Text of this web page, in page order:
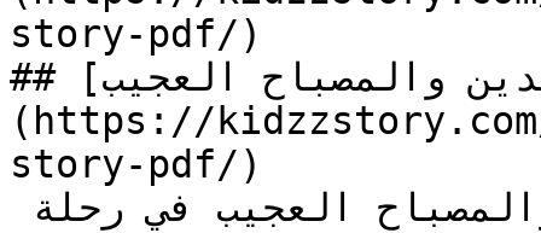
story-pdf/)
## [علاء الدين والمصباح العجيب]
(https://
story-pdf/)